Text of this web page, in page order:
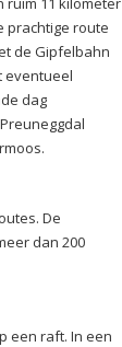
prachtige route
de Gipfelbahn
eventueel
dag
De
dan 200
een raft. In een